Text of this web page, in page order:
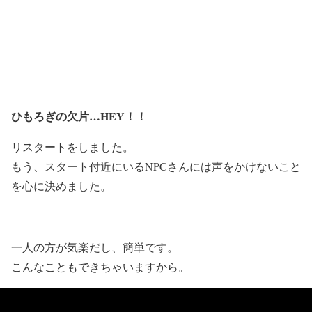
ひもろぎの欠片…HEY！！
リスタートをしました。
もう、スタート付近にいるNPCさんには声をかけないこと
を心に決めました。
一人の方が気楽だし、簡単です。
こんなこともできちゃいますから。